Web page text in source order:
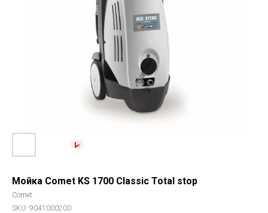
Мойка Comet KS 1700 Classic Total stop
Comet
SKU: 9041000200